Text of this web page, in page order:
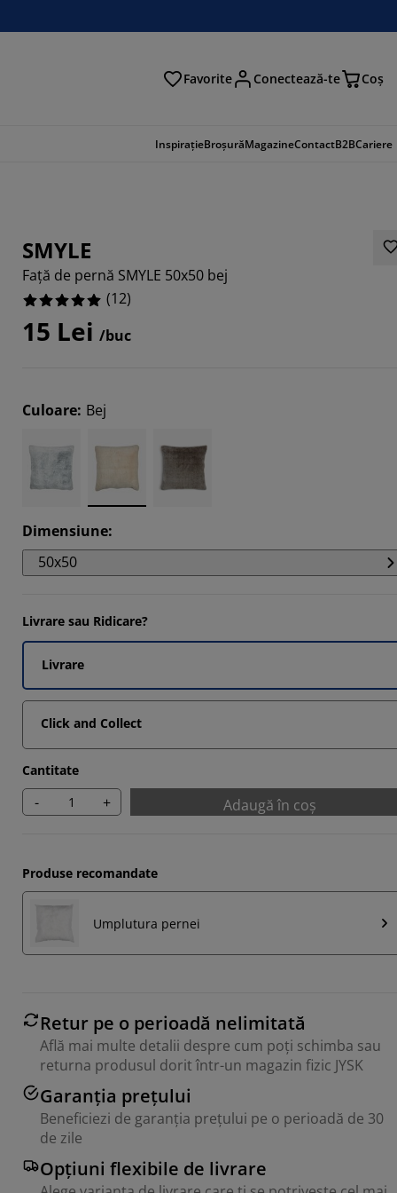
Favorite Conectează-te Coş
InspirațieBroșurăMagazineContactB2BCariere
SMYLE
Față de pernă SMYLE 50x50 bej
(12)
15 Lei /buc
Culoare: Bej
Dimensiune:
50x50
Livrare sau Ridicare?
Livrare
Click and Collect
Cantitate
- + Adaugă în coș
Produse recomandate
Umplutura pernei
Retur pe o perioadă nelimitată
Află mai multe detalii despre cum poți schimba sau
returna produsul dorit într-un magazin fizic JYSK
Garanția prețului
Beneficiezi de garanția prețului pe o perioadă de 30
de zile
Opțiuni flexibile de livrare